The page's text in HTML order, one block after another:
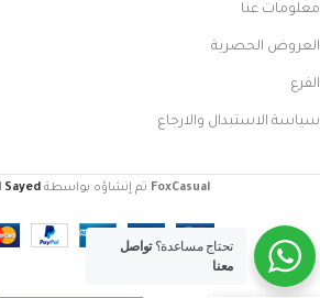
معلومات عنا
العروض الحصرية
الفرع
سياسة الاستبدال والارجاع
FoxCasual تم إنشاؤه بواسطةSayed
تحتاج مساعدة؟تواصل
معنا